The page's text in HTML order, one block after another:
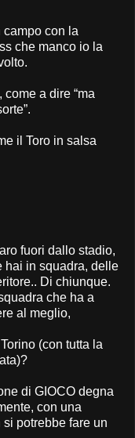
campo con la
che manco io la
a dire “ma
il Toro in salsa
fuori dallo stadio,
hai in squadra, delle
Di chiunque.
che ha a
al meglio,
(con tutta la
di GIOCO degna
con una
potrebbe fare un